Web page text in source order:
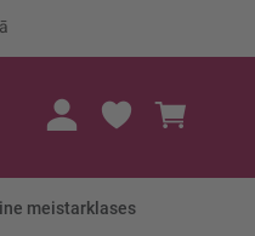
meistarklases